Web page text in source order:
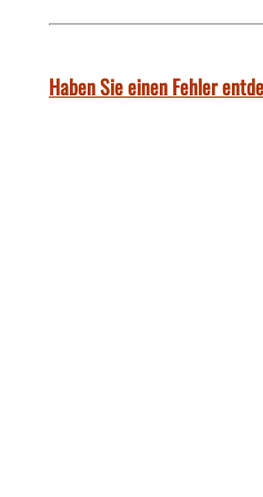
Haben Sie einen Fehler